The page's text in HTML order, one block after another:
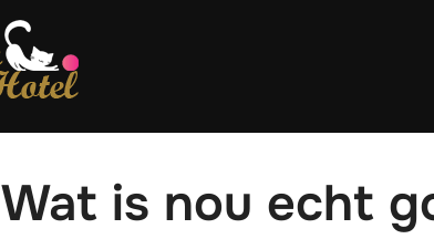
Wat is nou echt